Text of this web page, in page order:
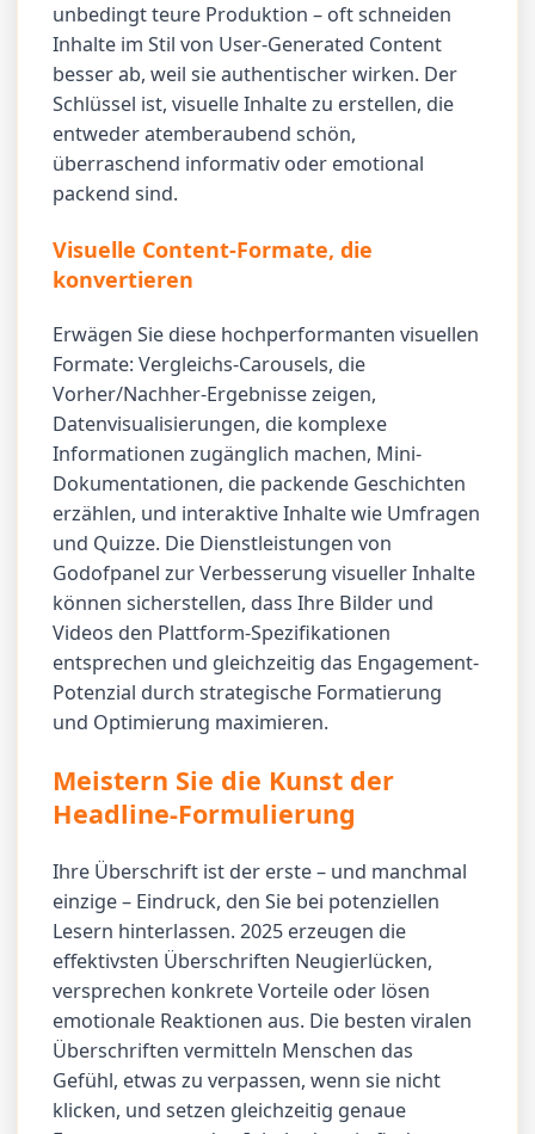
unbedingt teure Produktion – oft schneiden
Inhalte im Stil von User-Generated Content
besser ab, weil sie authentischer wirken. Der
Schlüssel ist, visuelle Inhalte zu erstellen, die
entweder atemberaubend schön,
überraschend informativ oder emotional
packend sind.
Visuelle Content-Formate, die
konvertieren
Erwägen Sie diese hochperformanten visuellen
Formate: Vergleichs-Carousels, die
Vorher/Nachher-Ergebnisse zeigen,
Datenvisualisierungen, die komplexe
Informationen zugänglich machen, Mini-
Dokumentationen, die packende Geschichten
erzählen, und interaktive Inhalte wie Umfragen
und Quizze. Die Dienstleistungen von
Godofpanel zur Verbesserung visueller Inhalte
können sicherstellen, dass Ihre Bilder und
Videos den Plattform-Spezifikationen
entsprechen und gleichzeitig das Engagement-
Potenzial durch strategische Formatierung
und Optimierung maximieren.
Meistern Sie die Kunst der
Headline-Formulierung
Ihre Überschrift ist der erste – und manchmal
einzige – Eindruck, den Sie bei potenziellen
Lesern hinterlassen. 2025 erzeugen die
effektivsten Überschriften Neugierlücken,
versprechen konkrete Vorteile oder lösen
emotionale Reaktionen aus. Die besten viralen
Überschriften vermitteln Menschen das
Gefühl, etwas zu verpassen, wenn sie nicht
klicken, und setzen gleichzeitig genaue